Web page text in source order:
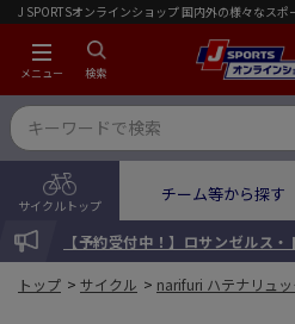
メニュー 検索
サイクルトップ
チーム等から探す
INFORMATION【予約受付中！】ロサンゼルス
トップ > サイクル > narifuri ハテナリュッ